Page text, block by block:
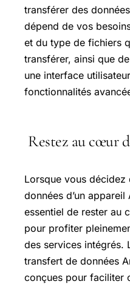
transférer des
dépend de vos
et du type de fichiers
transférer, ainsi que
une interface
fonctionnalités
Restez au cœur
Lorsque vous
données d’un
essentiel de rester au
pour profiter
des services intégrés.
transfert de données
conçues pour faciliter